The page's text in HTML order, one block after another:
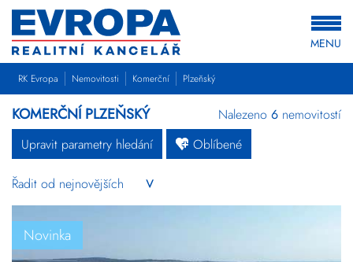
MENU
RK Evropa Nemovitosti Komerční Plzeňský
KOMERČNÍ PLZEŇSKÝ Nalezeno 6 nemovitostí
Upravit parametry hledání
Oblíbené
NovinkaByty